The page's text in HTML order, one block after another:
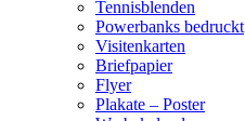
Tennisblenden
Powerbanks bedruckt
Visitenkarten
Briefpapier
Flyer
Plakate – Poster